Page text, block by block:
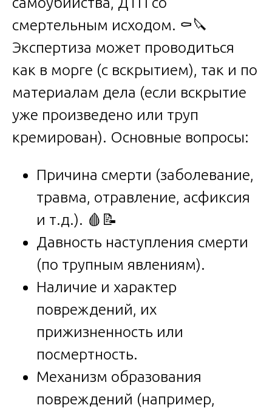
смертельным исходом. ⚰️🔪
Экспертиза может проводиться
как в морге (с вскрытием), так и по
материалам дела (если вскрытие
уже произведено или труп
кремирован). Основные вопросы:
Причина смерти (заболевание,
травма, отравление, асфиксия
и т.д.). 🩸📝
Давность наступления смерти
(по трупным явлениям).
Наличие и характер
повреждений, их
прижизненность или
посмертность.
Механизм образования
повреждений (например,